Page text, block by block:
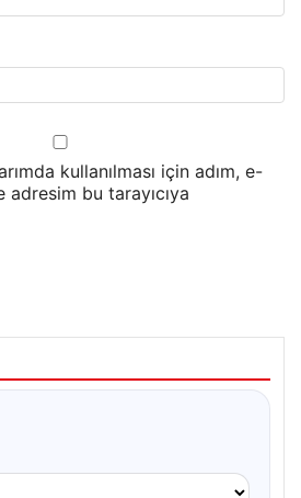
kullanılması için adım, e-
bu tarayıcıya